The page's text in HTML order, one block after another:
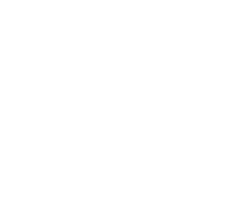
Sergio Castel se
febrero se anunció
en LaLiga y uno en
14 encuentros ha
El jugador solo fue
su tanto sirvió para